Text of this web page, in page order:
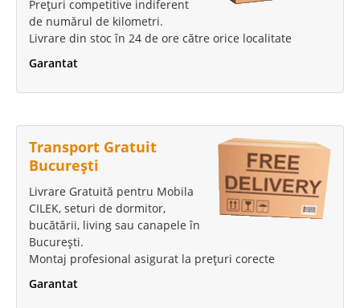
Prețuri competitive indiferent
de numărul de kilometri.
Livrare din stoc în 24 de ore către orice localitate
Garantat
Transport Gratuit
București
Livrare Gratuită pentru Mobila
CILEK, seturi de dormitor,
bucătării, living sau canapele în
București.
Montaj profesional asigurat la prețuri corecte
Garantat